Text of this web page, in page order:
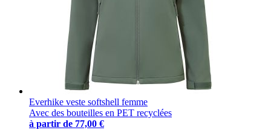
Everhike veste softshell femme
Avec des bouteilles en PET recyclées
à partir de 77,00 €